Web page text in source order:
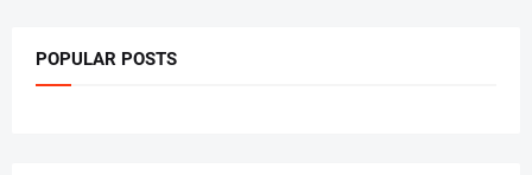
POPULAR POSTS